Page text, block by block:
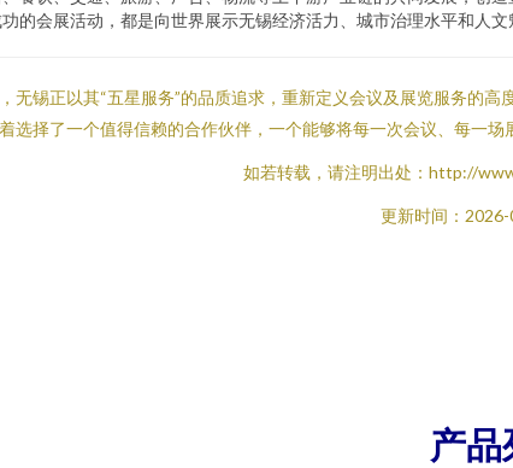
的会展活动，都是向世界展示无锡经济活力、城市治理水平和人
无锡正以其“五星服务”的品质追求，重新定义会议及展览服务的
选择了一个值得信赖的合作伙伴，一个能够将每一次会议、每一
如若转载，请注明出处：http://
更新时间：
产